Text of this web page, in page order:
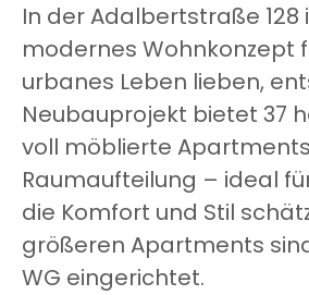
In der Adalbertstraße 128
modernes Wohnkonzept
urbanes Leben lieben,
Neubauprojekt bietet 37
voll möblierte
Raumaufteilung – ideal
die Komfort und Stil
größeren Apartments
WG eingerichtet.